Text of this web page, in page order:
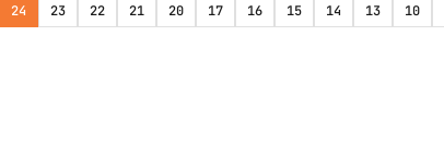
24 23 22 21 20 17 16 15 14 13 10